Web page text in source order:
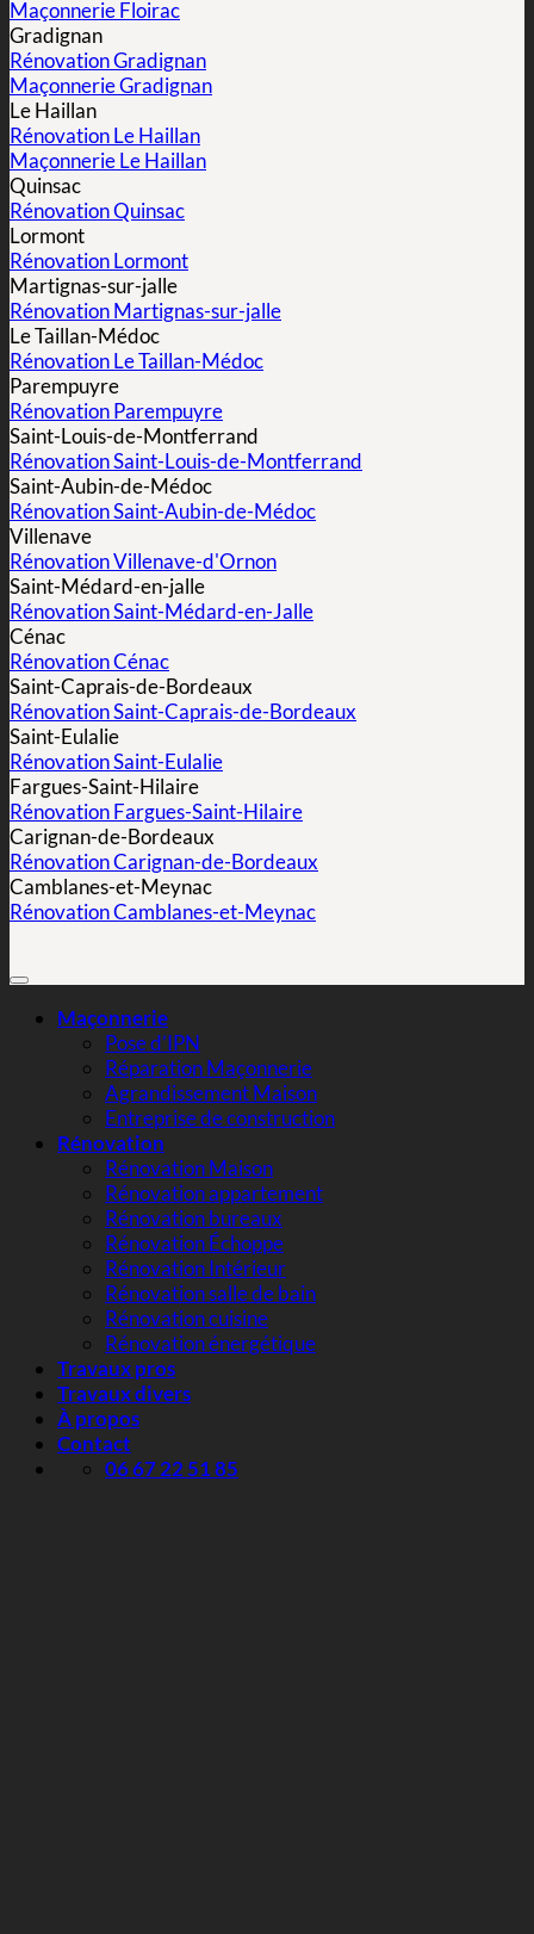
Maçonnerie Floirac
Gradignan
Rénovation Gradignan
Maçonnerie Gradignan
Le Haillan
Rénovation Le Haillan
Maçonnerie Le Haillan
Quinsac
Rénovation Quinsac
Lormont
Rénovation Lormont
Martignas-sur-jalle
Rénovation Martignas-sur-jalle
Le Taillan-Médoc
Rénovation Le Taillan-Médoc
Parempuyre
Rénovation Parempuyre
Saint-Louis-de-Montferrand
Rénovation Saint-Louis-de-Montferrand
Saint-Aubin-de-Médoc
Rénovation Saint-Aubin-de-Médoc
Villenave
Rénovation Villenave-d'Ornon
Saint-Médard-en-jalle
Rénovation Saint-Médard-en-Jalle
Cénac
Rénovation Cénac
Saint-Caprais-de-Bordeaux
Rénovation Saint-Caprais-de-Bordeaux
Saint-Eulalie
Rénovation Saint-Eulalie
Fargues-Saint-Hilaire
Rénovation Fargues-Saint-Hilaire
Carignan-de-Bordeaux
Rénovation Carignan-de-Bordeaux
Camblanes-et-Meynac
Rénovation Camblanes-et-Meynac
Maçonnerie
Pose d’IPN
Réparation Maçonnerie
Agrandissement Maison
Entreprise de construction
Rénovation
Rénovation Maison
Rénovation appartement
Rénovation bureaux
Rénovation Échoppe
Rénovation Intérieur
Rénovation salle de bain
Rénovation cuisine
Rénovation énergétique
Travaux pros
Travaux divers
À propos
Contact
06 67 22 51 85